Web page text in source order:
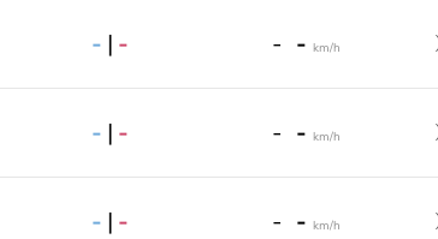
- | - - - km/h
- | - - - km/h
- | - - - km/h